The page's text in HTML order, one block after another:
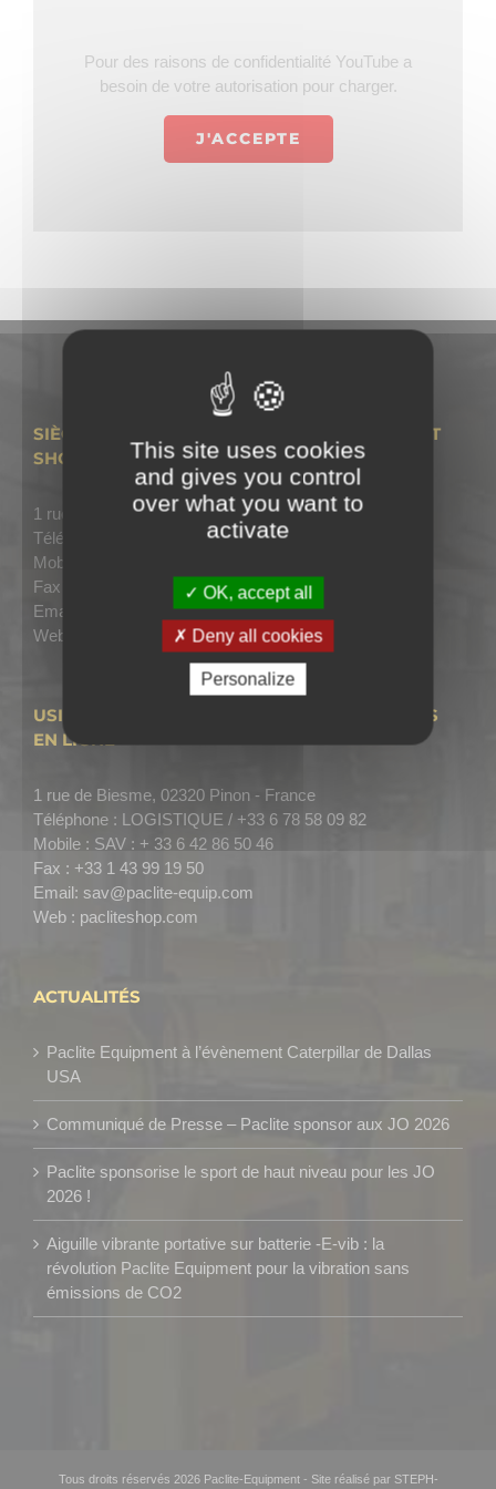
VIDEOS
Pour des raisons de confidentialité YouTube a
besoin de votre autorisation pour charger.
J'ACCEPTE
SIÈGE – NOUVELLE ADRESSE DES BUREAUX ET
SHOW ROOM
1 rue de Biesmes, 02320 Pinon – FRANCE
Téléphone :
+33 1 49 56 02 82
Mobile :
Fax :
+33 (0) 1 43 99 19 50
Email:
sales@paclite-equip.com
Web :
www.paclite-equip.com
USINE – SAV – LOGISTIQUE – ACHAT DE PIÈCES
EN LIGNE
1 rue de Biesme, 02320 Pinon - France
Téléphone : LOGISTIQUE / +33 6 78 58 09 82
Mobile : SAV : + 33 6 42 86 50 46
Fax : +33 1 43 99 19 50
Email: sav@paclite-equip.com
Web : pacliteshop.com
ACTUALITÉS
Paclite Equipment à l’évènement Caterpillar de Dallas
USA
Communiqué de Presse – Paclite sponsor aux JO 2026
Paclite sponsorise le sport de haut niveau pour les JO
2026 !
Aiguille vibrante portative sur batterie -E-vib : la
révolution Paclite Equipment pour la vibration sans
émissions de CO2
Tous droits réservés 2026 Paclite-Equipment- Site réalisé par STEPH-
This site uses cookies
and gives you control
over what you want to
activate
OK, accept all
Deny all cookies
Personalize